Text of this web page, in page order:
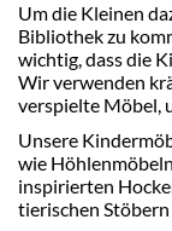
Um die Kleinen
Bibliothek zu
wichtig, dass die
Wir verwenden
verspielte Möbel,
Unsere
wie
inspirierten
tierischen